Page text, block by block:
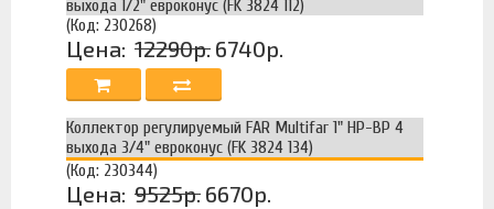
выхода 1/2" евроконус (FK 3824 112)
(Код: 230268)
Цена: 12290р. 6740р.
Коллектор регулируемый FAR Multifar 1" НР-ВР 4
выхода 3/4" евроконус (FK 3824 134)
(Код: 230344)
Цена: 9525р. 6670р.